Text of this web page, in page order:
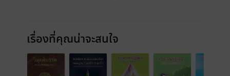
เรื่องที่คุณน่าจะสนใจ